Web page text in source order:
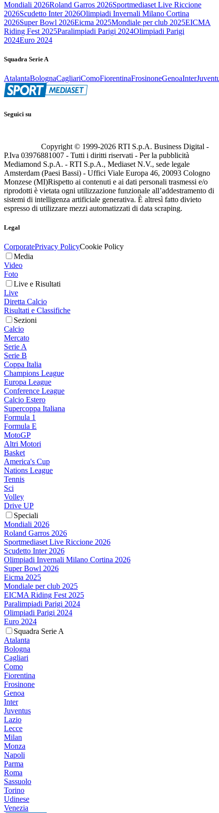
Mondiali 2026Roland Garros 2026Sportmediaset Live Riccione
2026Scudetto Inter 2026Olimpiadi Invernali Milano Cortina
2026Super Bowl 2026Eicma 2025Mondiale per club 2025EICMA
Riding Fest 2025Paralimpiadi Parigi 2024Olimpiadi Parigi
2024Euro 2024
Squadra Serie A
AtalantaBolognaCagliariComoFiorentinaFrosinoneGenoaInter
Seguici su
Copyright © 1999-2026 RTI S.p.A. Business Digital -
P.Iva 03976881007 - Tutti i diritti riservati - Per la pubblicità
Mediamond S.p.A. - RTI S.p.A., Mediaset N.V., sede legale
Amsterdam (Paesi Bassi) - Uffici Viale Europa 46, 20093 Cologno
Monzese (MI)Rispetto ai contenuti e ai dati personali trasmessi e/o
riprodotti è vietata ogni utilizzazione funzionale all’addestramento di
sistemi di intelligenza artificiale generativa. È altresì fatto divieto
espresso di utilizzare mezzi automatizzati di data scraping.
Legal
CorporatePrivacy PolicyCookie Policy
Media
Video
Foto
Live e Risultati
Live
Diretta Calcio
Risultati e Classifiche
Sezioni
Calcio
Mercato
Serie A
Serie B
Coppa Italia
Champions League
Europa League
Conference League
Calcio Estero
Supercoppa Italiana
Formula 1
Formula E
MotoGP
Altri Motori
Basket
America's Cup
Nations League
Tennis
Sci
Volley
Drive UP
Speciali
Mondiali 2026
Roland Garros 2026
Sportmediaset Live Riccione 2026
Scudetto Inter 2026
Olimpiadi Invernali Milano Cortina 2026
Super Bowl 2026
Eicma 2025
Mondiale per club 2025
EICMA Riding Fest 2025
Paralimpiadi Parigi 2024
Olimpiadi Parigi 2024
Euro 2024
Squadra Serie A
Atalanta
Bologna
Cagliari
Como
Fiorentina
Frosinone
Genoa
Inter
Juventus
Lazio
Lecce
Milan
Monza
Napoli
Parma
Roma
Sassuolo
Torino
Udinese
Venezia